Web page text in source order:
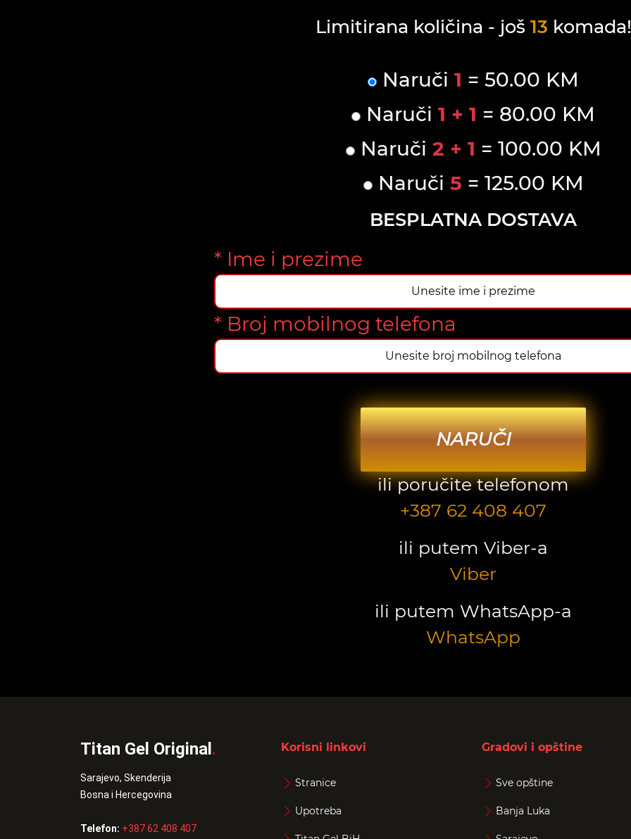
Limitirana količina - još 13 komada!
Naruči 1 = 50.00 KM
Naruči 1 + 1 = 80.00 KM
Naruči 2 + 1 = 100.00 KM
Naruči 5 = 125.00 KM
BESPLATNA DOSTAVA
* Ime i prezime
* Broj mobilnog telefona
NARUČI
ili poručite telefonom
+387 62 408 407
ili putem Viber-a
Viber
ili putem WhatsApp-a
WhatsApp
Titan Gel Original .
Sarajevo, Skenderija
Bosna i Hercegovina
Telefon: +387 62 408 407
Korisni linkovi
Stranice
Upotreba
Gradovi i opštine
Sve opštine
Banja Luka